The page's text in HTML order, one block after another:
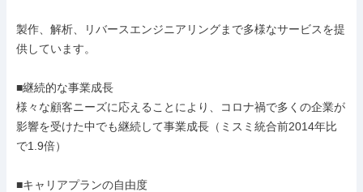
製作、解析、リバースエンジニアリングまで多様なサービスを提
供しています。
■継続的な事業成長
様々な顧客ニーズに応えることにより、コロナ禍で多くの企業が
影響を受けた中でも継続して事業成長（ミスミ統合前2014年比
で1.9倍）
■キャリアプランの自由度